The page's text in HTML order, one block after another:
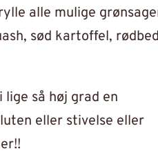
alle mulige
sød kartoffel,
så høj grad en
eller stivelse eller